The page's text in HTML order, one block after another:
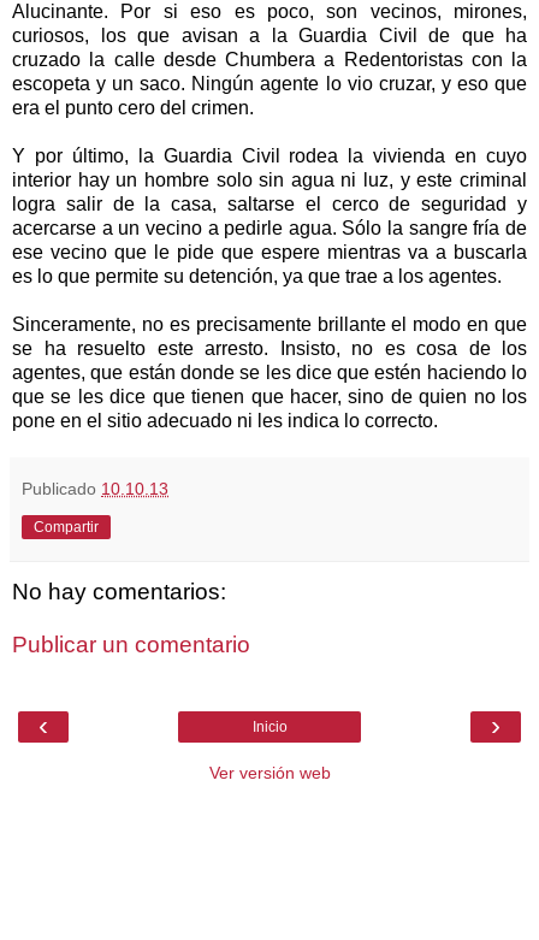
Alucinante. Por si eso es poco, son vecinos, mirones,
curiosos, los que avisan a
la Guardia Civil
de que ha
cruzado la calle desde Chumbera a Redentoristas con la
escopeta y un saco. Ningún agente lo vio cruzar, y eso que
era el punto cero del crimen.
Y por último, la Guardia Civil
rodea la vivienda en cuyo
interior hay un hombre solo sin agua ni luz, y este criminal
logra salir de la casa, saltarse el cerco de seguridad y
acercarse a un vecino a pedirle agua. Sólo la sangre fría de
ese vecino que le pide que espere mientras va a buscarla
es lo que permite su detención, ya que trae a los agentes.
Sinceramente, no es precisamente brillante el modo en que
se ha resuelto este arresto. Insisto, no es cosa de los
agentes, que están donde se les dice que estén haciendo lo
que se les dice que tienen que hacer, sino de quien no los
pone en el sitio adecuado ni les indica lo correcto.
Publicado 10.10.13
Compartir
No hay comentarios:
Publicar un comentario
‹ ›
Inicio
Ver versión web